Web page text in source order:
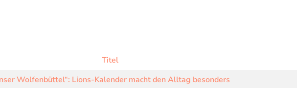
Titel
Wolfenbüttel“: Lions-Kalender macht den Alltag besonders